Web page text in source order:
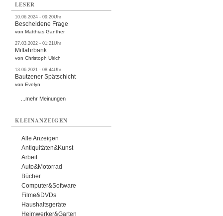
LESER
10.06.2024 - 09:20Uhr
Bescheidene Frage
von Matthias Ganther
27.03.2022 - 01:21Uhr
Mitfahrbank
von Christoph Ulrich
13.06.2021 - 08:44Uhr
Bautzener Spätschicht
von Evelyn
...mehr Meinungen
KLEINANZEIGEN
Alle Anzeigen
Antiquitäten&Kunst
Arbeit
Auto&Motorrad
Bücher
Computer&Software
Filme&DVDs
Haushaltsgeräte
Heimwerker&Garten